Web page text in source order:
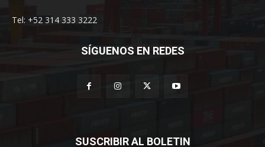
Tel: +52 314 333 3222
SÍGUENOS EN REDES
SUSCRIBIR AL BOLETIN